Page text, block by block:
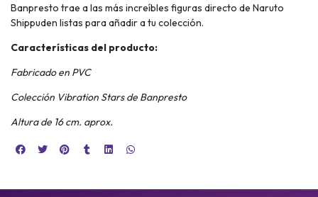
Banpresto trae a las más increíbles figuras directo de Naruto
Shippuden listas para añadir a tu colección.
Características del producto:
Fabricado en PVC
Colección Vibration Stars de Banpresto
Altura de 16 cm. aprox.